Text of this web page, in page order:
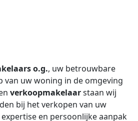
o.g., uw betrouwbare
van uw woning in de omgeving
verkoopmakelaarstaan wij
bij het verkopen van uw
en persoonlijke aanpak